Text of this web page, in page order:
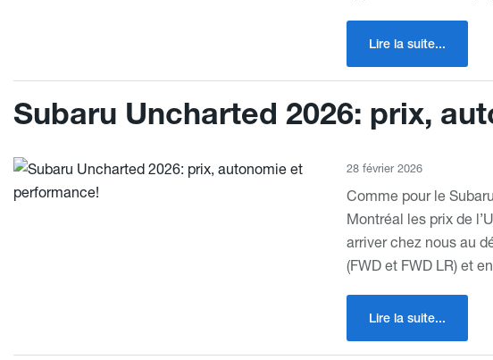
Lire la suite...
Subaru Uncharted 2026: prix,
28 février 2026
Comme pour le
Montréal les prix de
arriver chez nous au
(FWD et FWD LR) et
Lire la suite...